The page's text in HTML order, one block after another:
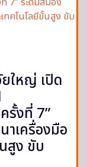
ใหญ่ เปิด
รั้งที่ 7”
เครื่องมือ
สูง ขับ